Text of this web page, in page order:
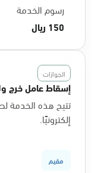
رسوم الخدمة
150 ريال
الجوازات
إسقاط عامل خرج
تتيح هذه الخدمة
إلكترونيًا.
مقيم